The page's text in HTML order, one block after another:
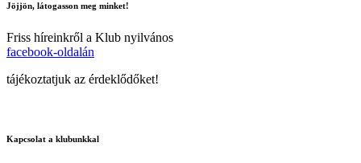
Jöjjön, látogasson meg minket!
Friss híreinkről a Klub nyilvános
facebook-oldalán
tájékoztatjuk az érdeklődőket!
Kapcsolat a klubunkkal